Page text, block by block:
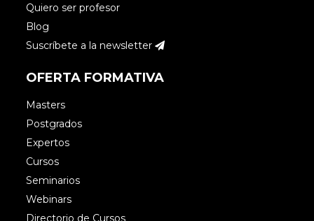
Quiero ser profesor
Blog
Suscríbete a la newsletter
OFERTA FORMATIVA
Masters
Postgrados
Expertos
Cursos
Seminarios
Webinars
Directorio de Cursos